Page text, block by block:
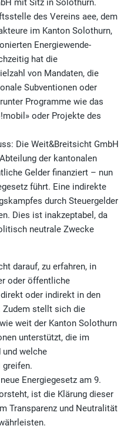
mit Sitz in Solothurn.
des Vereins aee, dem
im Kanton Solothurn,
Energiewende-
hat die
von Mandaten, die
Subventionen oder
Programme wie das
oder Projekte des
Die Weit&Breitsicht GmbH
der kantonalen
Gelder finanziert – nun
führt. Eine indirekte
durch Steuergelder
Dies ist inakzeptabel, da
neutrale Zwecke
darauf, zu erfahren, in
oder öffentliche
oder indirekt in den
stellt sich die
weit der Kanton Solothurn
unterstützt, die im
welche
greifen.
Energiegesetz am 9.
ist die Klärung dieser
Transparenz und Neutralität